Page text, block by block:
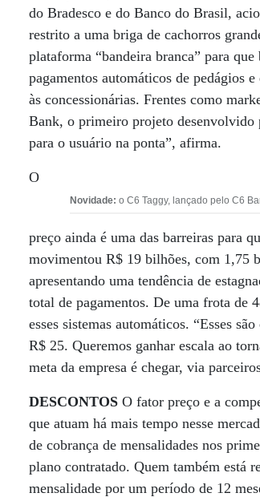
do Bradesco e do Banco do Brasil,
restrito a uma briga de cachorros
plataforma “bandeira branca” para
pagamentos automáticos de pedágios
às concessionárias. Frentes como
Bank, o primeiro projeto desenvolvido
para o usuário na ponta”, afirma.
Novidade: o C6 Taggy, lançado pelo C6
O
preço ainda é uma das barreiras para
movimentou R$ 19 bilhões, com 1,75
apresentando uma tendência de
total de pagamentos. De uma frota de
esses sistemas automáticos. “Esses
R$ 25. Queremos ganhar escala ao
meta da empresa é chegar, via
DESCONTOS O fator preço e a
que atuam há mais tempo nesse
de cobrança de mensalidades nos
plano contratado. Quem também está
mensalidade por um período de 12